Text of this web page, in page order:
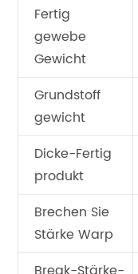
Fertig
gewebe
Gewicht
Grundstoff
gewicht
Dicke-Fertig
produkt
Brechen Sie
Stärke Warp